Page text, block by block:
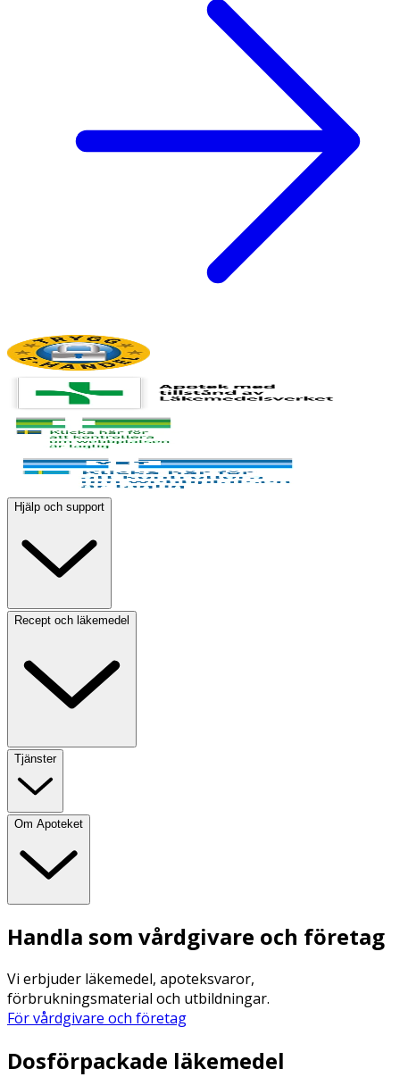
Hjälp och support
Recept och läkemedel
Tjänster
Om Apoteket
Handla som vårdgivare och företag
Vi erbjuder läkemedel, apoteksvaror,
förbrukningsmaterial och utbildningar.
För vårdgivare och företag
Dosförpackade läkemedel